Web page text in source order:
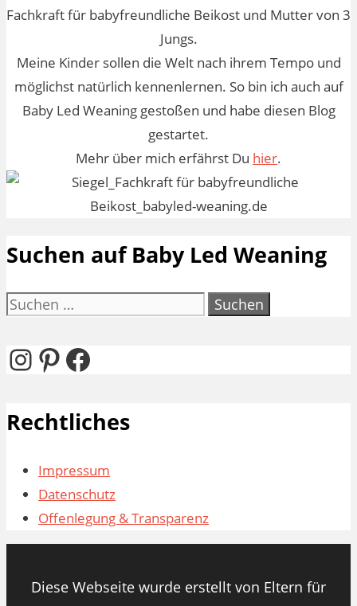
Fachkraft für babyfreundliche Beikost und Mutter von 3
Jungs.
Meine Kinder sollen die Welt nach ihrem Tempo und
möglichst natürlich kennenlernen. So bin ich auch auf
Baby Led Weaning gestoßen und habe diesen Blog
gestartet.
Mehr über mich erfährst Du hier.
Suchen auf Baby Led Weaning
Suchen
Instagram
Pinterest
Facebook
Rechtliches
Impressum
Datenschutz
Offenlegung & Transparenz
Diese Webseite wurde erstellt von Eltern für